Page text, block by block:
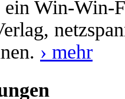
ein Win-Win-
› mehr